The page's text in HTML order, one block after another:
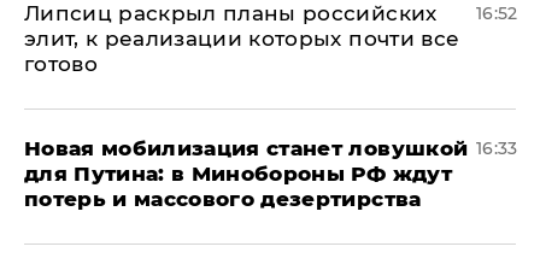
Липсиц раскрыл планы российских
элит, к реализации которых почти все
готово
16:52
​Новая мобилизация станет ловушкой
для Путина: в Минобороны РФ ждут
потерь и массового дезертирства
16:33